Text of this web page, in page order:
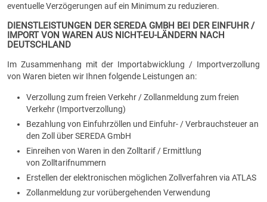
eventuelle Verzögerungen auf ein Minimum zu reduzieren.
DIENSTLEISTUNGEN DER SEREDA GMBH BEI DER EINFUHR /
IMPORT VON WAREN AUS NICHT-EU-LÄNDERN NACH
DEUTSCHLAND
Im Zusammenhang mit der Importabwicklung / Importverzollung
von Waren bieten wir Ihnen folgende Leistungen an:
Verzollung zum freien Verkehr / Zollanmeldung zum freien
Verkehr (Importverzollung)
Bezahlung von Einfuhrzöllen und Einfuhr- / Verbrauchsteuer an
den Zoll über SEREDA GmbH
Einreihen von Waren in den Zolltarif / Ermittlung
von Zolltarifnummern
Erstellen der elektronischen möglichen Zollverfahren via ATLAS
Zollanmeldung zur vorübergehenden Verwendung